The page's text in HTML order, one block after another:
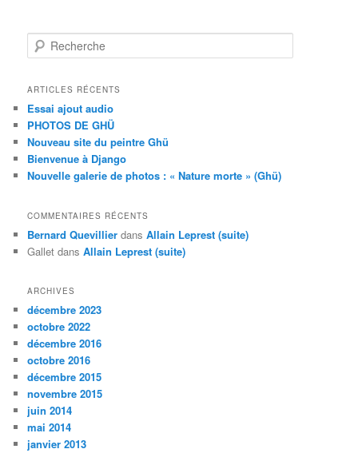
e
h
r
c
h
e
ARTICLES RÉCENTS
Essai ajout audio
PHOTOS DE GHÜ
Nouveau site du peintre Ghü
Bienvenue à Django
Nouvelle galerie de photos : « Nature morte » (Ghü)
COMMENTAIRES RÉCENTS
Bernard Quevillier dansAllain Leprest (suite)
Gallet dansAllain Leprest (suite)
ARCHIVES
décembre 2023
octobre 2022
décembre 2016
octobre 2016
décembre 2015
novembre 2015
juin 2014
mai 2014
janvier 2013